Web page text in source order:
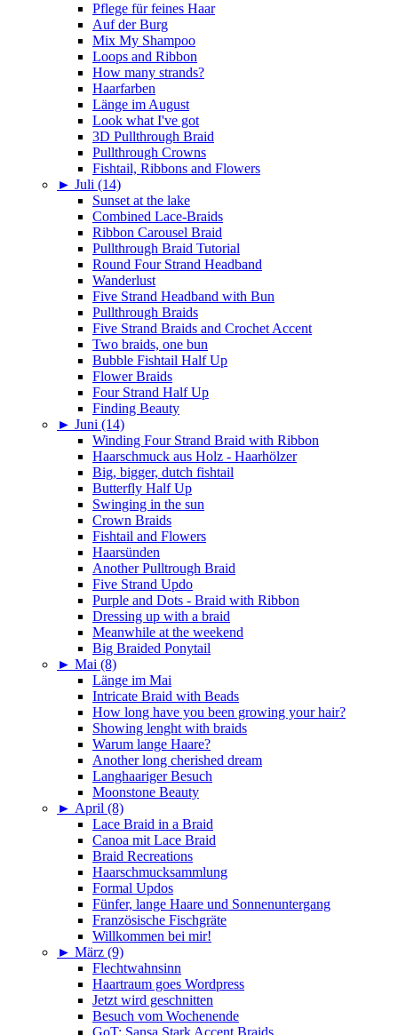
Pflege für feines Haar
Auf der Burg
Mix My Shampoo
Loops and Ribbon
How many strands?
Haarfarben
Länge im August
Look what I've got
3D Pullthrough Braid
Pullthrough Crowns
Fishtail, Ribbons and Flowers
► Juli (14)
Sunset at the lake
Combined Lace-Braids
Ribbon Carousel Braid
Pullthrough Braid Tutorial
Round Four Strand Headband
Wanderlust
Five Strand Headband with Bun
Pullthrough Braids
Five Strand Braids and Crochet Accent
Two braids, one bun
Bubble Fishtail Half Up
Flower Braids
Four Strand Half Up
Finding Beauty
► Juni (14)
Winding Four Strand Braid with Ribbon
Haarschmuck aus Holz - Haarhölzer
Big, bigger, dutch fishtail
Butterfly Half Up
Swinging in the sun
Crown Braids
Fishtail and Flowers
Haarsünden
Another Pulltrough Braid
Five Strand Updo
Purple and Dots - Braid with Ribbon
Dressing up with a braid
Meanwhile at the weekend
Big Braided Ponytail
► Mai (8)
Länge im Mai
Intricate Braid with Beads
How long have you been growing your hair?
Showing lenght with braids
Warum lange Haare?
Another long cherished dream
Langhaariger Besuch
Moonstone Beauty
► April (8)
Lace Braid in a Braid
Canoa mit Lace Braid
Braid Recreations
Haarschmucksammlung
Formal Updos
Fünfer, lange Haare und Sonnenuntergang
Französische Fischgräte
Willkommen bei mir!
► März (9)
Flechtwahnsinn
Haartraum goes Wordpress
Jetzt wird geschnitten
Besuch vom Wochenende